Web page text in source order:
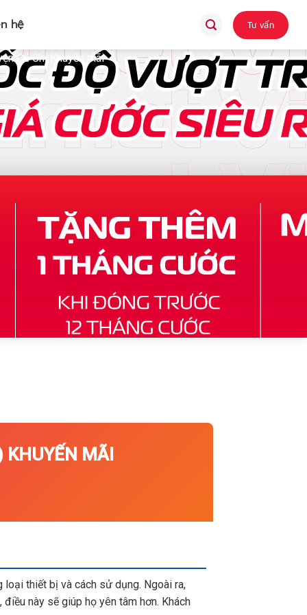
hệ Tư vấn
Củ Chi Khuyến mãi
MÃI
thiết bị và cách sử dụng. Ngoài ra,
này sẽ giúp họ yên tâm hơn. Khách